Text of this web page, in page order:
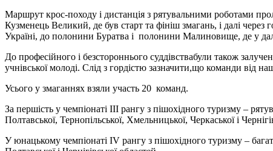
Маршрут крос-походу і дистанція з рятувальними роботами
Кузменець Великий, де був старт та фініш змагань, і далі
Україні, до полонини Буратва і полонини Малиновище, де у
До професійного і безстороннього суддівствабули також
учнівської молоді. Слід з гордістю зазначити,що команди
Усього у змаганнях взяли участь 20 команд.
За першість у чемпіонаті ІІІ рангу з пішохідного туризму –
Полтавської, Тернопільської, Хмельницької, Черкаської і
У юнацькому чемпіонаті IV рангу з пішохідного туризму –